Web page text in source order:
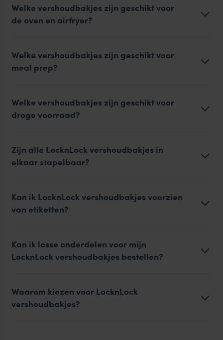
Welke vershoudbakjes zijn geschikt voor
de oven en airfryer?
Welke vershoudbakjes zijn geschikt voor
meal prep?
Welke vershoudbakjes zijn geschikt voor
droge voorraad?
Zijn alle LocknLock vershoudbakjes in
elkaar stapelbaar?
Kan ik LocknLock vershoudbakjes voorzien
van etiketten?
Kan ik losse onderdelen voor mijn
LocknLock vershoudbakjes bestellen?
Waarom kiezen voor LocknLock
vershoudbakjes?